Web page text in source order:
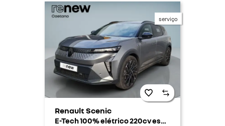
serviço
Renault Scenic
E-Tech 100% elétrico 220cv esprit Alpine